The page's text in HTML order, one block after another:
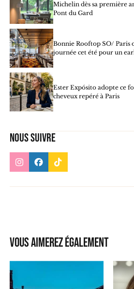
Michelin dès sa première
Pont du Gard
Bonnie Rooftop SO/ Paris
journée cet été pour un
Ester Expósito adopte ce
cheveux repéré à Paris
Nous suivre
Vous aimerez également